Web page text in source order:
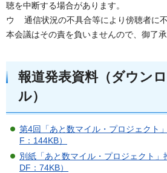
聴を中断する場合があります。
ウ 通信状況の不具合等により傍聴者に不
本会議はその責を負いませんので、御了承
報道発表資料（ダウン
ル）
第4回「あと数マイル・プロジェクト
F：144KB）
別紙「あと数マイル・プロジェクト
DF：74KB）